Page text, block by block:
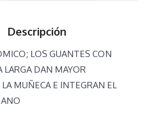
Descripción
LOS GUANTES CON
LARGA DAN MAYOR
MUÑECA E INTEGRAN EL